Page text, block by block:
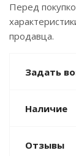
Перед
продавца.
Задать
Наличие
Отзывы